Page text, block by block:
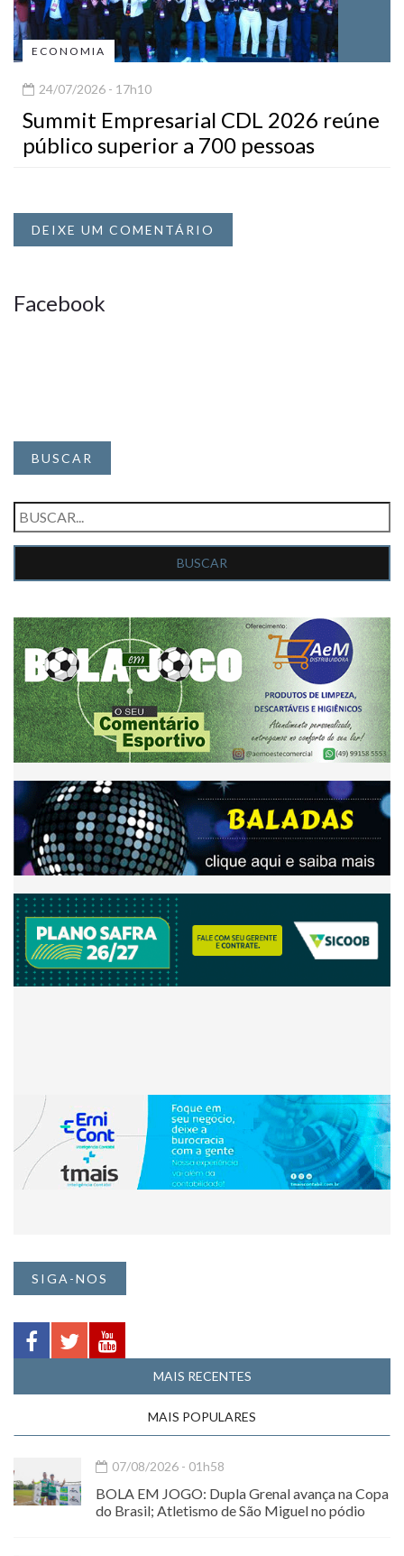
ECONOMIA
24/07/2026 - 17h10
Summit Empresarial CDL 2026 reúne
público superior a 700 pessoas
DEIXE UM COMENTÁRIO
Facebook
BUSCAR
SIGA-NOS
MAIS RECENTES
MAIS POPULARES
07/08/2026 - 01h58
BOLA EM JOGO: Dupla Grenal avança na Copa
do Brasil; Atletismo de São Miguel no pódio